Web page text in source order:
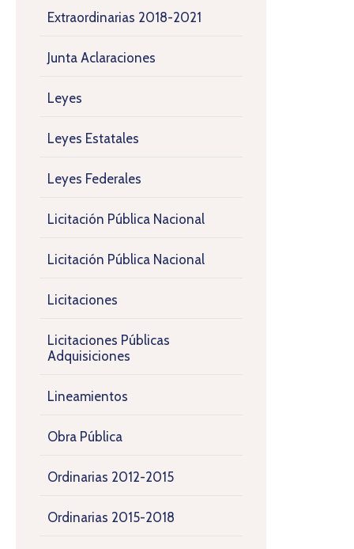
Extraordinarias 2018-2021
Junta Aclaraciones
Leyes
Leyes Estatales
Leyes Federales
Licitación Pública Nacional
Licitación Pública Nacional
Licitaciones
Licitaciones Públicas
Adquisiciones
Lineamientos
Obra Pública
Ordinarias 2012-2015
Ordinarias 2015-2018